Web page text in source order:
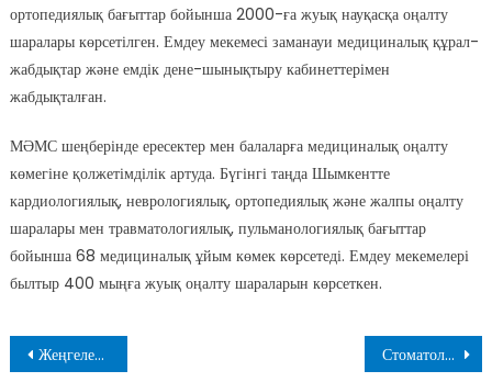
ортопедиялық бағыттар бойынша 2000-ға жуық науқасқа оңалту
шаралары көрсетілген. Емдеу мекемесі заманауи медициналық құрал-
жабдықтар және емдік дене-шынықтыру кабинеттерімен
жабдықталған.
МӘМС шеңберінде ересектер мен балаларға медициналық оңалту
көмегіне қолжетімділік артуда. Бүгінгі таңда Шымкентте
кардиологиялық, неврологиялық, ортопедиялық және жалпы оңалту
шаралары мен травматологиялық, пульманологиялық бағыттар
бойынша 68 медициналық ұйым көмек көрсетеді. Емдеу мекемелері
былтыр 400 мыңға жуық оңалту шараларын көрсеткен.
Навигация
Жеңгелердің «Қол ұстатар» сұрағаны дұрыс па? Стоматологиялық көмекпен байланысты жұқпалы аурулар дегеніміз не?